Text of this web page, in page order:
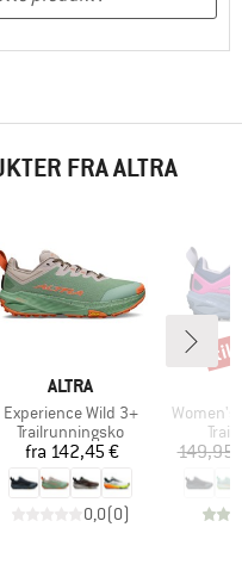
FRA ALTRA
MÆRKE
ALTRA
Artikel
Experience Wild 3+
Produktgruppe
Trailrunningsko
Pris
fra 142,45 €
0,0(0)
Artikel
Women's
149,95
til